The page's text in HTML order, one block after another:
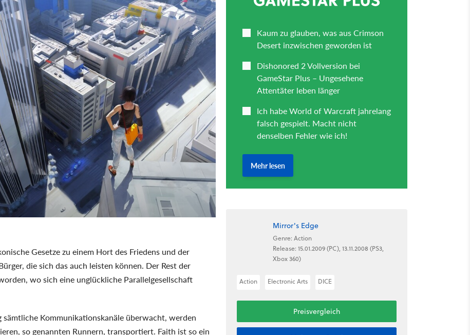
Gesetze zu einem Hort des Friedens und der
die sich das auch leisten können. Der Rest der
wo sich eine unglückliche Parallelgesellschaft
sämtliche Kommunikationskanäle überwacht, werden
so genannten Runnern, transportiert. Faith ist so ein
Mirror's Edge
Genre: Action
Release: 15.01.2009 (PC), 13.11.2008 (PS3,
Xbox 360)
Action Electronic Arts DICE
Preisvergleich